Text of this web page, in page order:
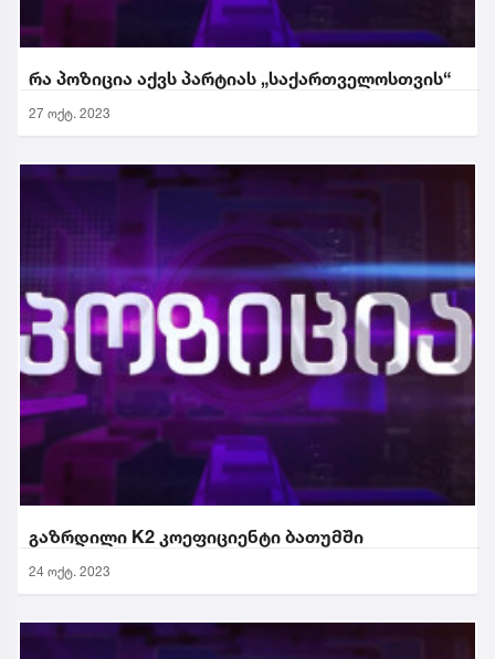
რა პოზიცია აქვს პარტიას „საქართველოსთვის“
27 ოქტ. 2023
გაზრდილი K2 კოეფიციენტი ბათუმში
24 ოქტ. 2023